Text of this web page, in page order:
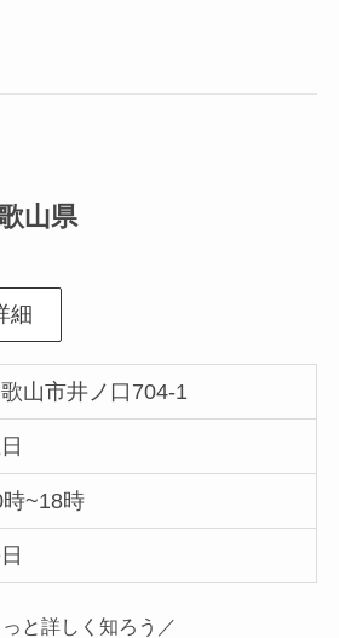
山県
細
山市井ノ口704-1
時~18時
っと詳しく知ろう／